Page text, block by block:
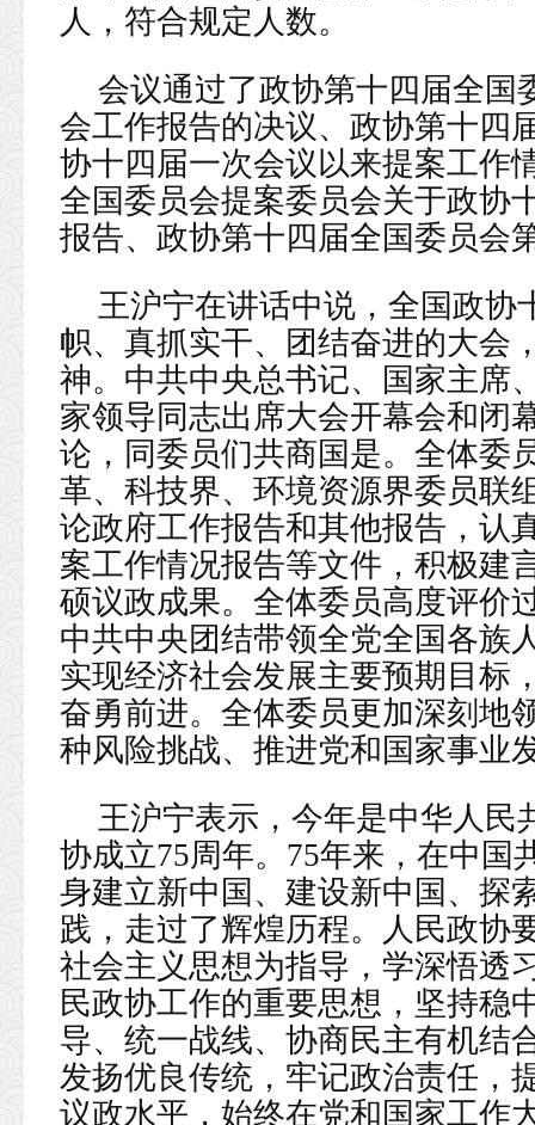
人，符合规定人数。
会议通过了政协第十四届全国
会工作报告的决议、政协第十四
协十四届一次会议以来提案工作
全国委员会提案委员会关于政协
报告、政协第十四届全国委员会
王沪宁在讲话中说，全国政协
帜、真抓实干、团结奋进的大会
神。中共中央总书记、国家主席
家领导同志出席大会开幕会和闭
论，同委员们共商国是。全体委
革、科技界、环境资源界委员联
论政府工作报告和其他报告，认
案工作情况报告等文件，积极建
硕议政成果。全体委员高度评价
中共中央团结带领全党全国各族
实现经济社会发展主要预期目标
奋勇前进。全体委员更加深刻地
种风险挑战、推进党和国家事业
王沪宁表示，今年是中华人民
协成立75周年。75年来，在中国
身建立新中国、建设新中国、探
践，走过了辉煌历程。人民政协
社会主义思想为指导，学深悟透
民政协工作的重要思想，坚持稳
导、统一战线、协商民主有机结
发扬优良传统，牢记政治责任，
议政水平，始终在党和国家工作